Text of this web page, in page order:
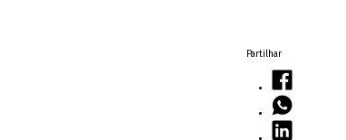
Partilhar